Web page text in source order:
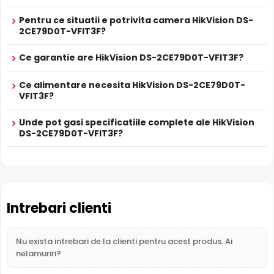
HikVision DS-2CE79D0T-VFIT3F este dotata cu functia
Infrarosu Inteligent(Smart IR), ce regleaza automat
distanta obiectului, eliminand riscul de suprasaturare a
Pentru ce situatii e potrivita camera HikVision DS-
2CE79D0T-VFIT3F?
Ce garantie are HikVision DS-2CE79D0T-VFIT3F?
Ce alimentare necesita HikVision DS-2CE79D0T-
VFIT3F?
Unde pot gasi specificatiile complete ale HikVision
DS-2CE79D0T-VFIT3F?
Intrebari clienti
Nu exista intrebari de la clienti pentru acest produs. Ai
nelamuriri?